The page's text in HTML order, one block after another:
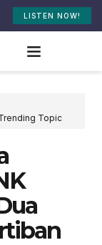
LISTEN NOW!
Topic